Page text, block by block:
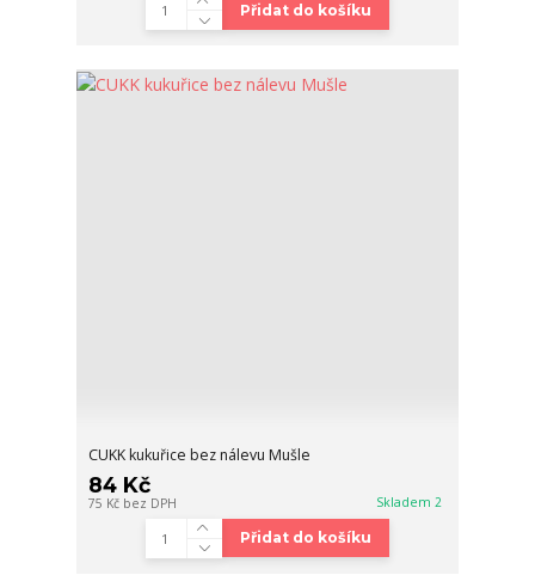
Přidat do košíku
CUKK kukuřice bez nálevu Mušle
84 Kč
75 Kč bez DPH Skladem 2
Přidat do košíku